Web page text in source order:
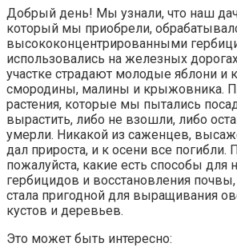
Добрый день! Мы узнали, что наш
который мы приобрели,
высококонцентрированными
использовались на железных
участке страдают молодые яблони и
смородины, малины и крыжовника.
растения, которые мы пытались
вырастить, либо не взошли, либо
умерли. Никакой из саженцев,
дал прироста, и к осени все погибли.
пожалуйста, какие есть способы для
гербицидов и восстановления
стала пригодной для выращивания
кустов и деревьев.
Это может быть интересно: